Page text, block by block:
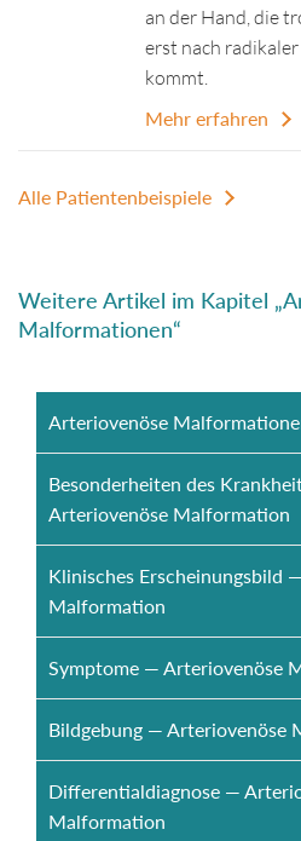
an der Hand, die
erst nach
kommt.
Mehr erfahren
Alle Patientenbeispiele
Weitere Artikel im Kapitel
Malformationen“
Arteriovenöse
Besonderheiten des
Arteriovenöse Malformation
Klinisches Erscheinungsbild
Malformation
Symptome — Arteriovenöse
Bildgebung — Arteriovenöse
Differentialdiagnose —
Malformation